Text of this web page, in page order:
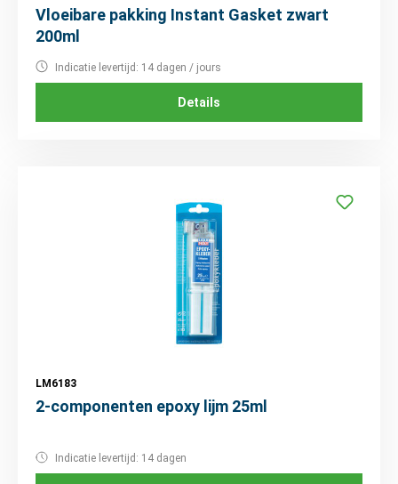
Vloeibare pakking Instant Gasket zwart
200ml
Indicatie levertijd: 14 dagen / jours
Details
LM6183
2-componenten epoxy lijm 25ml
Indicatie levertijd: 14 dagen